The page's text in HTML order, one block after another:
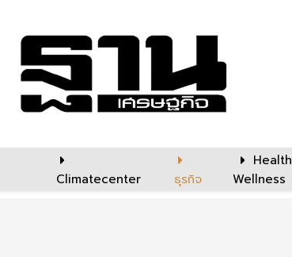
Climatecenter ธุรกิจ
Wellness